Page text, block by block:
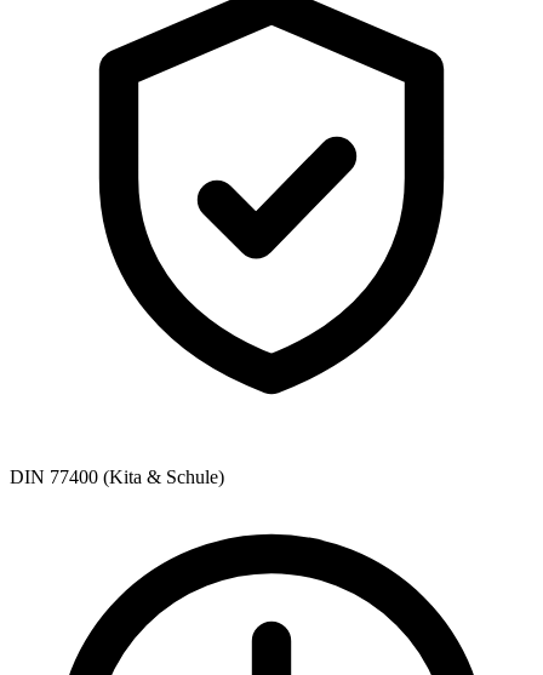
DIN 77400 (Kita & Schule)